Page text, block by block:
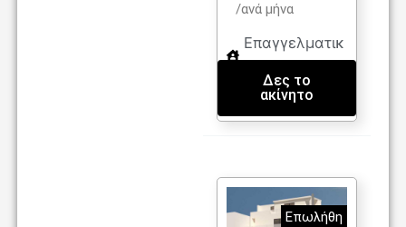
/ανά μήνα
Επαγγελματικ
Δες το
ακίνητο
Επωλήθη